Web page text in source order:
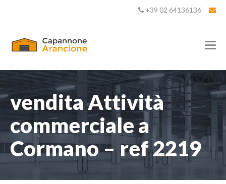
T
l
e
n
a
a
t
o
+39 02 64136136
vendita Attività
commerciale a
Cormano – ref 2219